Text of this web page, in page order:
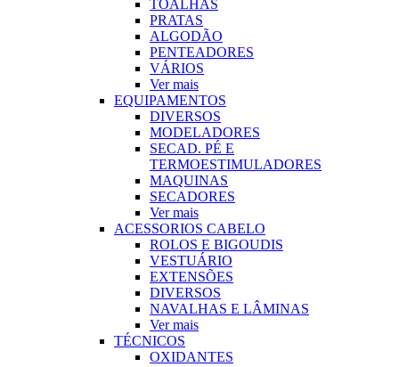
TOALHAS
PRATAS
ALGODÃO
PENTEADORES
VÁRIOS
Ver mais
EQUIPAMENTOS
DIVERSOS
MODELADORES
SECAD. PÉ E
TERMOESTIMULADORES
MAQUINAS
SECADORES
Ver mais
ACESSORIOS CABELO
ROLOS E BIGOUDIS
VESTUÁRIO
EXTENSÕES
DIVERSOS
NAVALHAS E LÂMINAS
Ver mais
TÉCNICOS
OXIDANTES